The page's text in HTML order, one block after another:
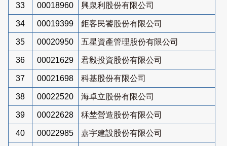
33 00018960 興泉利股份有限公司
34 00019399 鉅客民饕股份有限公司
35 00020950 五星資產管理股份有限公司
36 00021629 君毅投資股份有限公司
37 00021698 科基股份有限公司
38 00022520 海卓立股份有限公司
39 00022628 秝埜營造股份有限公司
40 00022985 嘉宇建設股份有限公司